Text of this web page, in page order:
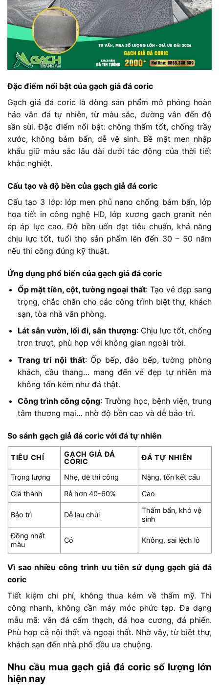
Đặc điểm nổi bật của gạch giả đá coric
Gạch giả đá coric là dòng sản phẩm mô phỏng hoàn
hảo vân đá tự nhiên, từ màu sắc, đường vân đến độ
sần sùi. Đặc điểm nổi bật: chống thấm tốt, chống trầy
xước, không bám bẩn, dễ vệ sinh. Bề mặt men nhập
khẩu giữ màu sắc lâu dài dưới tác động của thời tiết
khắc nghiệt.
Cấu tạo và độ bền của gạch giả đá coric
Cấu tạo 3 lớp: lớp men phủ nano chống bám bẩn, lớp
họa tiết in công nghệ HD, lớp xương gạch granit nén
ép áp lực cao. Độ bền uốn đạt tiêu chuẩn, khả năng
chịu lực tốt, tuổi thọ sản phẩm lên đến 30 – 50 năm
nếu thi công đúng kỹ thuật.
Ứng dụng phổ biến của gạch giả đá coric
Ốp mặt tiền, cột, tường ngoại thất: Tạo vẻ đẹp sang
trọng, chắc chắn cho các công trình biệt thự, khách
sạn, tòa nhà văn phòng.
Lát sân vườn, lối đi, sân thượng: Chịu lực tốt, chống
trơn trượt, phù hợp với không gian ngoài trời.
Trang trí nội thất: Ốp bếp, đảo bếp, tường phòng
khách, cầu thang… mang đến vẻ đẹp tự nhiên mà
không tốn kém như đá thật.
Công trình công cộng: Trường học, bệnh viện, trung
tâm thương mại… nhờ độ bền cao và dễ bảo trì.
So sánh gạch giả đá coric với đá tự nhiên
TIÊU CHÍ
GẠCH GIẢ ĐÁ
CORIC
ĐÁ TỰ NHIÊN
Trọng lượng Nhẹ, dễ thi công
Nặng, tốn kết cấu
Giá thành
Rẻ hơn 40-60% Cao
Bảo trì Dễ lau chùi
Thấm bẩn, khó vệ
sinh
Đồng nhất
màu
Có Không, sai lệch lô
Vì sao nhiều công trình ưu tiên sử dụng gạch giả đá
coric
Tiết kiệm chi phí, không thua kém về thẩm mỹ. Thi
công nhanh, không cần máy móc phức tạp. Đa dạng
mẫu mã: vân đá cẩm thạch, đá hoa cương, đá phiến.
Phù hợp cả nội thất và ngoại thất. Nhờ vậy, từ biệt thự,
khách sạn đến nhà phố đều ưa chuộng.
Nhu cầu mua gạch giả đá coric số lượng lớn
hiện nay